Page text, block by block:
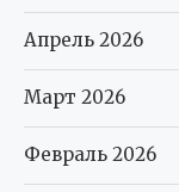
Апрель 2026
Март 2026
Февраль 2026